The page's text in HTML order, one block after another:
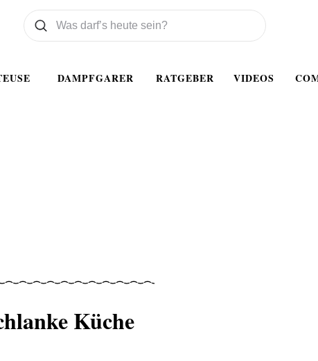
DAMPFGARER RATGEBER VIDEOS
Was wollen Sie suchen
Suchen
Küche